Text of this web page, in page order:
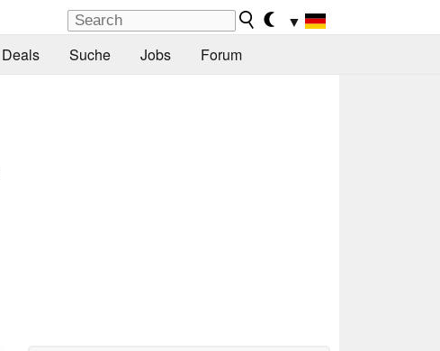
▼
Deals Suche Jobs Forum